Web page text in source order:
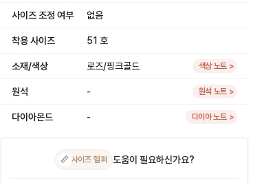
사이즈 조정 여부 없음
착용 사이즈 51 호
소재/색상 로즈/핑크골드 색상 노트 >
원석 - 원석 노트 >
다이아몬드 - 다이아 노트 >
📏 사이즈 헬퍼 도움이 필요하신가요?